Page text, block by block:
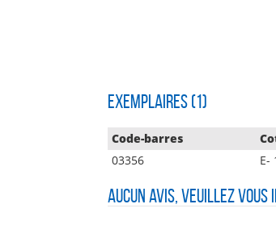
Exemplaires (1)
Code-barres
03356
E-
Aucun avis, veuillez